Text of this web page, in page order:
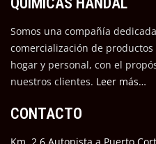
Somos una compañía
comercialización de
hogar y personal, con el
nuestros clientes. Leer más…
CONTACTO